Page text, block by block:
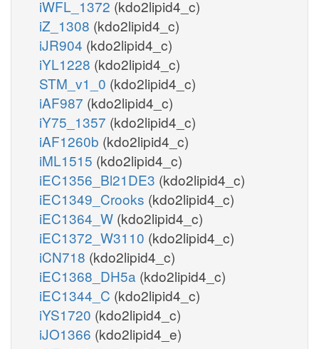
iWFL_1372 (kdo2lipid4_c)
iZ_1308 (kdo2lipid4_c)
iJR904 (kdo2lipid4_c)
iYL1228 (kdo2lipid4_c)
STM_v1_0 (kdo2lipid4_c)
iAF987 (kdo2lipid4_c)
iY75_1357 (kdo2lipid4_c)
iAF1260b (kdo2lipid4_c)
iML1515 (kdo2lipid4_c)
iEC1356_Bl21DE3 (kdo2lipid4_c)
iEC1349_Crooks (kdo2lipid4_c)
iEC1364_W (kdo2lipid4_c)
iEC1372_W3110 (kdo2lipid4_c)
iCN718 (kdo2lipid4_c)
iEC1368_DH5a (kdo2lipid4_c)
iEC1344_C (kdo2lipid4_c)
iYS1720 (kdo2lipid4_c)
iJO1366 (kdo2lipid4_e)